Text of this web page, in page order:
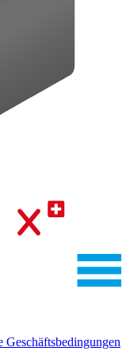
Geschäftsbedingungen